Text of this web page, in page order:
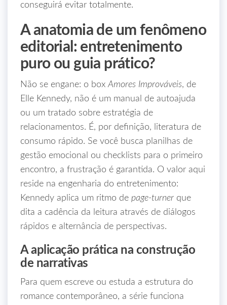
conseguirá evitar totalmente.
A anatomia de um fenômeno
editorial: entretenimento
puro ou guia prático?
Não se engane: o boxAmores Improváveis, de
Elle Kennedy, não é um manual de autoajuda
ou um tratado sobre estratégia de
relacionamentos. É, por definição, literatura de
consumo rápido. Se você busca planilhas de
gestão emocional ou checklists para o primeiro
encontro, a frustração é garantida. O valor aqui
reside na engenharia do entretenimento:
Kennedy aplica um ritmo de page-turner que
dita a cadência da leitura através de diálogos
rápidos e alternância de perspectivas.
A aplicação prática na construção
de narrativas
Para quem escreve ou estuda a estrutura do
romance contemporâneo, a série funciona